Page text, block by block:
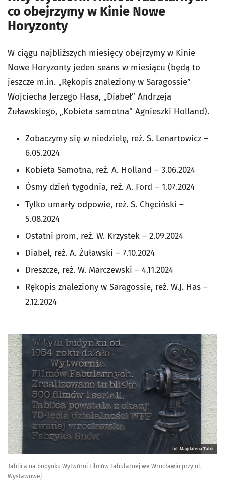
co obejrzymy w Kinie Nowe
Horyzonty
W ciągu najbliższych miesięcy obejrzymy w Kinie
Nowe Horyzonty jeden seans w miesiącu (będą to
jeszcze m.in. „Rękopis znaleziony w Saragossie”
Wojciecha Jerzego Hasa, „Diabeł” Andrzeja
Żuławskiego, „Kobieta samotna” Agnieszki Holland).
Zobaczymy się w niedzielę, reż. S. Lenartowicz –
6.05.2024
Kobieta Samotna, reż. A. Holland – 3.06.2024
Ósmy dzień tygodnia, reż. A. Ford – 1.07.2024
Tylko umarły odpowie, reż. S. Chęciński –
5.08.2024
Ostatni prom, reż. W. Krzystek – 2.09.2024
Diabeł, reż. A. Żuławski – 7.10.2024
Dreszcze, reż. W. Marczewski – 4.11.2024
Rękopis znaleziony w Saragossie, reż. W.J. Has –
2.12.2024
fot. Magdalena Talik
Tablica na budynku Wytwórni Filmów Fabularnej we Wrocławiu przy ul.
Wystawowej